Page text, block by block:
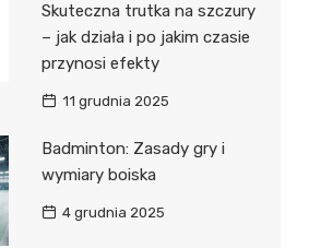
Skuteczna trutka na szczury
– jak działa i po jakim czasie
przynosi efekty
11 grudnia 2025
Badminton: Zasady gry i
wymiary boiska
4 grudnia 2025